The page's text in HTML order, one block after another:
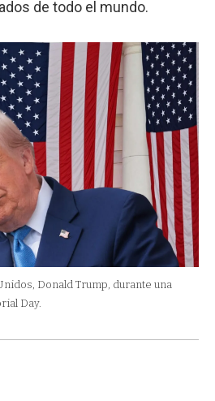
de todo el mundo.
Donald Trump, durante una
Day.